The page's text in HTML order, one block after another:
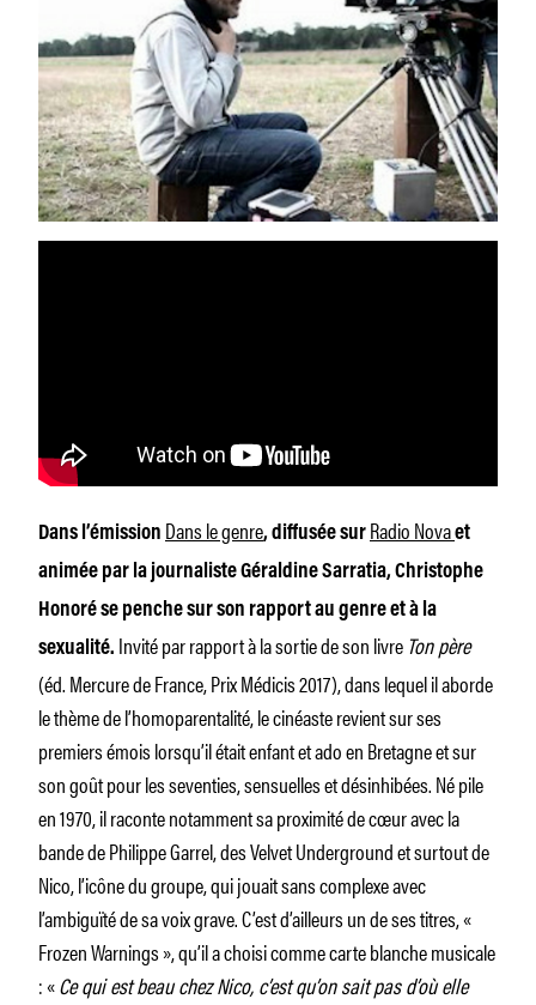
Dans l’émission Dans le genre, diffusée sur Radio Novaet
animée par la journaliste Géraldine Sarratia, Christophe
Honoré se penche sur son rapport au genre et à la
sexualité. Invité par rapport à la sortie de son livre Ton père
(éd. Mercure de France, Prix Médicis 2017), dans lequel il aborde
le thème de l’homoparentalité, le cinéaste revient sur ses
premiers émois lorsqu’il était enfant et ado en Bretagne et sur
son goût pour les seventies, sensuelles et désinhibées. Né pile
en 1970, il raconte notamment sa proximité de cœur avec la
bande de Philippe Garrel, des Velvet Underground et surtout de
Nico, l’icône du groupe, qui jouait sans complexe avec
l’ambiguïté de sa voix grave. C’est d’ailleurs un de ses titres, «
Frozen Warnings », qu’il a choisi comme carte blanche musicale
: «Ce qui est beau chez Nico, c’est qu’on sait pas d’où elle